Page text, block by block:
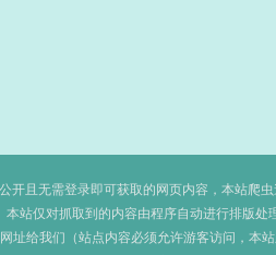
开且无需登录即可获取的网页内容，本站爬
本站仅对抓取到的内容由程序自动进行排版处
址给我们（站点内容必须允许游客访问，本